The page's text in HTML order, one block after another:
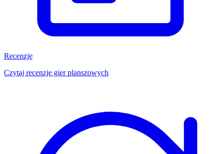
Recenzje
Czytaj recenzje gier planszowych